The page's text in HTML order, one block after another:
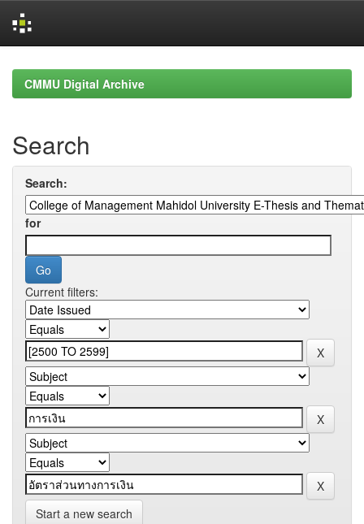
navigationCMMU Digital Archive
Search
Search:
for
Current filters:
Start a new search